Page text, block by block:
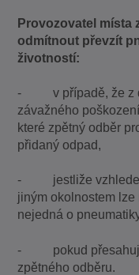
Provozovatel místa
odmítnout převzít
životností:
- v případě, že z
závažného
které zpětný odběr
přidaný odpad,
- jestliže vzhledem
jiným okolnostem
nejedná o
- pokud přesahuje
zpětného odběru.